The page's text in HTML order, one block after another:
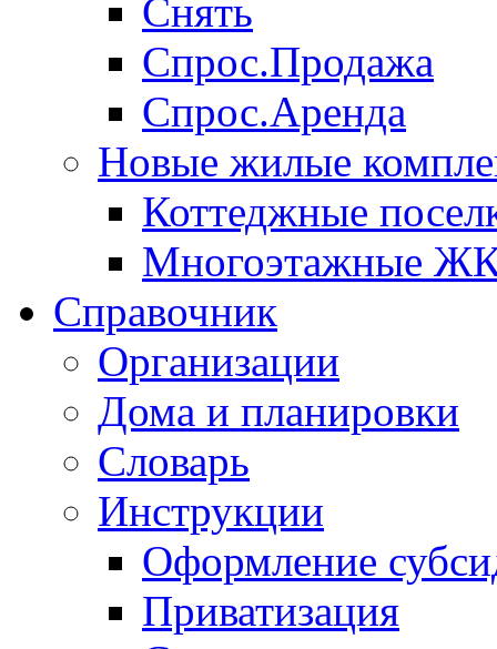
Снять
Спрос.Продажа
Спрос.Аренда
Новые жилые
Коттеджные
Многоэтажные
Справочник
Организации
Дома и планировки
Словарь
Инструкции
Оформление
Приватизация